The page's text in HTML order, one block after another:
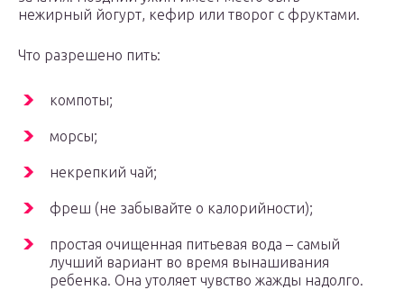
нежирный йогурт, кефир или творог с фруктами.
Что разрешено пить:
компоты;
морсы;
некрепкий чай;
фреш (не забывайте о калорийности);
простая очищенная питьевая вода – самый
лучший вариант во время вынашивания
ребенка. Она утоляет чувство жажды надолго.